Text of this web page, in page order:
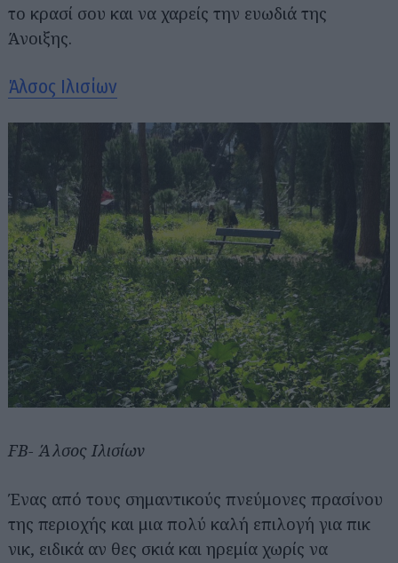
το κρασί σου και να χαρείς την ευωδιά της
Άνοιξης.
Άλσος Ιλισίων
FB- Άλσος Ιλισίων
Ένας από τους σημαντικούς πνεύμονες πρασίνου
της περιοχής και μια πολύ καλή επιλογή για πικ
νικ, ειδικά αν θες σκιά και ηρεμία χωρίς να